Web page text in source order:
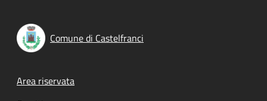
Comune di Castelfranci
Footer menu
Area riservata